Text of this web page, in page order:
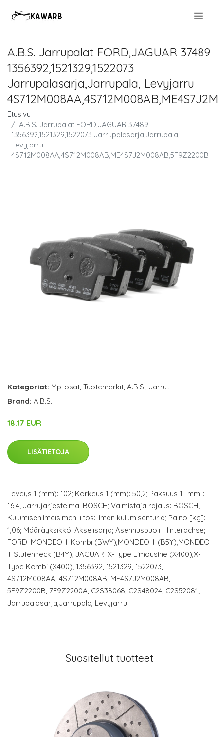
A.B.S. Jarrupalat FORD,JAGUAR 37489
1356392,1521329,1522073
Jarrupalasarja,Jarrupala, Levyjarru
Etusivu
A.B.S. Jarrupalat FORD,JAGUAR 37489
1356392,1521329,1522073 Jarrupalasarja,Jarrupala,
Levyjarru
4S712M008AA,4S712M008AB,ME4S7J2M008AB,5F9Z2200B
Kategoriat: Mp-osat, Tuotemerkit, A.B.S., Jarrut
Brand: A.B.S.
18.17 EUR
LISÄTIETOJA
Leveys 1 (mm): 102; Korkeus 1 (mm): 50,2; Paksuus 1 [mm]:
16,4; Jarrujärjestelmä: BOSCH; Valmistaja rajaus: BOSCH;
Kulumisenilmaisimen liitos: ilman kulumisanturia; Paino [kg]:
1,06; Määräyksikkö: Akselisarja; Asennuspuoli: Hinterachse;
FORD: MONDEO III Kombi (BWY),MONDEO III (B5Y),MONDEO
III Stufenheck (B4Y); JAGUAR: X-Type Limousine (X400),X-
Type Kombi (X400); 1356392, 1521329, 1522073,
4S712M008AA, 4S712M008AB, ME4S7J2M008AB,
5F9Z2200B, 7F9Z2200A, C2S38068, C2S48024, C2S52081;
Jarrupalasarja,Jarrupala, Levyjarru
Suositellut tuotteet